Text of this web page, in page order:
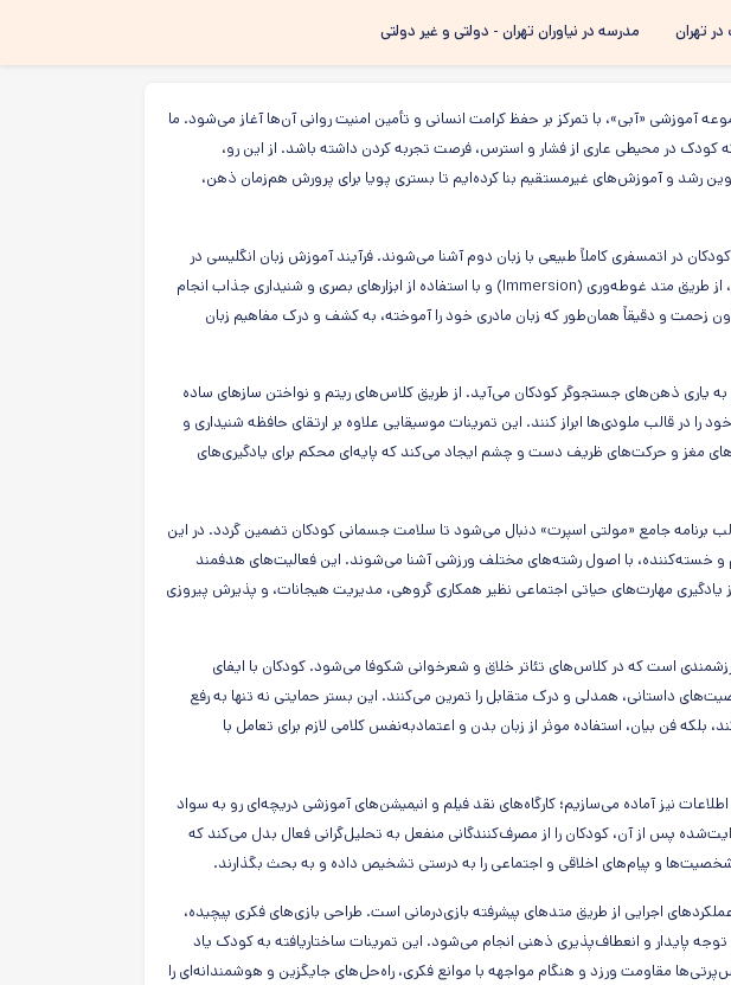
محتوای
اصلی
تهران مدرسه در نیاوران تهران - دولتی و غیر دولتی
آموزشی «آبی»، با تمرکز بر حفظ کرامت انسانی و تأمین امنیت روانی آن‌ها آغاز می‌شود. ما
در محیطی عاری از فشار و استرس، فرصت تجربه کردن داشته باشد. از این رو،
رشد و آموزش‌های غیرمستقیم بنا کرده‌ایم تا بستری پویا برای پرورش هم‌زمان ذهن،
کودکان در اتمسفری کاملاً طبیعی با زبان دوم آشنا می‌شوند. فرآیند آموزش زبان انگلیسی در
مهد ما به دور از روش‌های سنتی و حافظه‌محور، از طریق متد غوطه‌وری (Immersion) و با استفاده از ابزارهای بصری و شنیداری جذاب انجام
و دقیقاً همان‌طور که زبان مادری خود را آموخته، به کشف و درک مفاهیم زبان
یاری ذهن‌های جستجوگر کودکان می‌آید. از طریق کلاس‌های ریتم و نواختن سازهای ساده
را در قالب ملودی‌ها ابراز کنند. این تمرینات موسیقایی علاوه بر ارتقای حافظه شنیداری و
مغز و حرکت‌های ظریف دست و چشم ایجاد می‌کند که پایه‌ای محکم برای یادگیری‌های
برنامه جامع «مولتی اسپرت» دنبال می‌شود تا سلامت جسمانی کودکان تضمین گردد. در این
خسته‌کننده، با اصول رشته‌های مختلف ورزشی آشنا می‌شوند. این فعالیت‌های هدفمند
یادگیری مهارت‌های حیاتی اجتماعی نظیر همکاری گروهی، مدیریت هیجانات، و پذیرش پیروزی
است که در کلاس‌های تئاتر خلاق و شعرخوانی شکوفا می‌شود. کودکان با ایفای
داستانی، همدلی و درک متقابل را تمرین می‌کنند. این بستر حمایتی نه تنها به رفع
فن بیان، استفاده موثر از زبان بدن و اعتمادبه‌نفس کلامی لازم برای تعامل با
نیز آماده می‌سازیم؛ کارگاه‌های نقد فیلم و انیمیشن‌های آموزشی دریچه‌ای رو به سواد
پس از آن، کودکان را از مصرف‌کنندگانی منفعل به تحلیل‌گرانی فعال بدل می‌کند که
شخصیت‌ها و پیام‌های اخلاقی و اجتماعی را به درستی تشخیص داده و به بحث بگذارند.
اجرایی از طریق متدهای پیشرفته بازی‌درمانی است. طراحی بازی‌های فکری پیچیده،
پایدار و انعطاف‌پذیری ذهنی انجام می‌شود. این تمرینات ساختاریافته به کودک یاد
مقاومت ورزد و هنگام مواجهه با موانع فکری، راه‌حل‌های جایگزین و هوشمندانه‌ای را